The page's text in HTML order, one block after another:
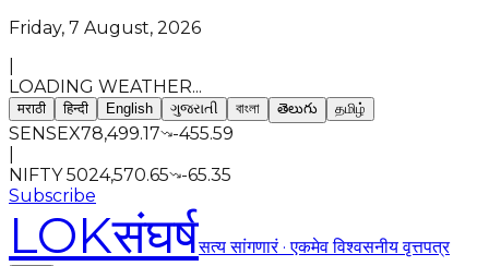
Friday, 7 August, 2026
LOADING WEATHER...
मराठी हिन्दी English ગુજરાતી বাংলা తెలుగు தமிழ்
SENSEX78,499.17
-455.59
NIFTY 5024,570.65
-65.35
Subscribe
LOKसंघर्षसत्य सांगणारं · एकमेव विश्वसनीय वृत्तपत्र